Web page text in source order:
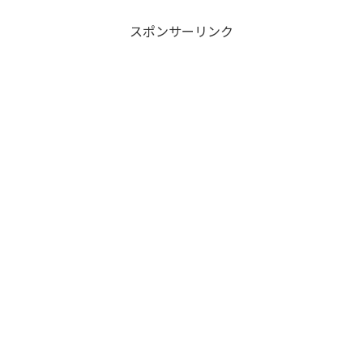
丁・古丁・中ノ丁・下ノ丁・江
ても迷わず向かうことができま
スポンサーリンク